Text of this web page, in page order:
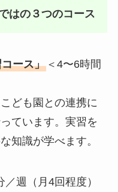
はの３つのコース
ース」＜4〜6時間
ども園との連携に
ています。実習を
知識が学べます。
週（月4回程度）